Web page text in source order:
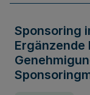
Sponsoring
Ergänzende